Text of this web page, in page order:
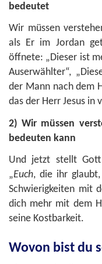
bedeutet
Wir müssen
als Er im Jordan
öffnete: „Dieser ist
Auserwählter“,
der Mann nach dem
das der Herr Jesus in
2) Wir müssen
bedeuten kann
Und jetzt stellt
„Euch, die ihr
Schwierigkeiten mit
dich mehr mit dem
seine Kostbarkeit.
Wovon bist du